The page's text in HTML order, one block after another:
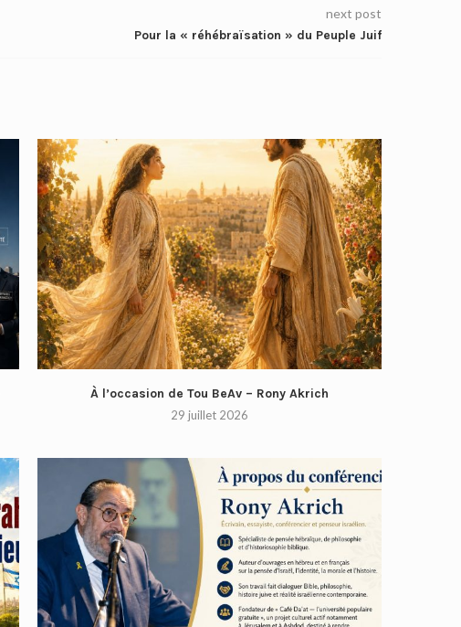
next post
Pour la « réhébraïsation » du Peuple Juif
À l’occasion de Tou BeAv – Rony Akrich
29 juillet 2026